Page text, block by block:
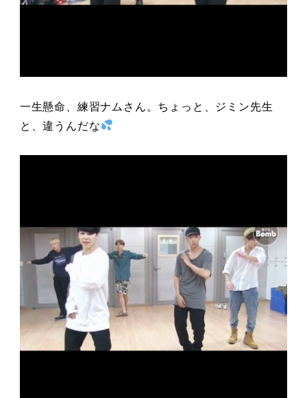
一生懸命、練習ナムさん。ちょっと、ジミン先生
と、違うんだな